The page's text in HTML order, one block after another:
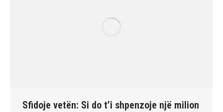
Sfidoje vetën: Si do t’i shpenzoje një milion